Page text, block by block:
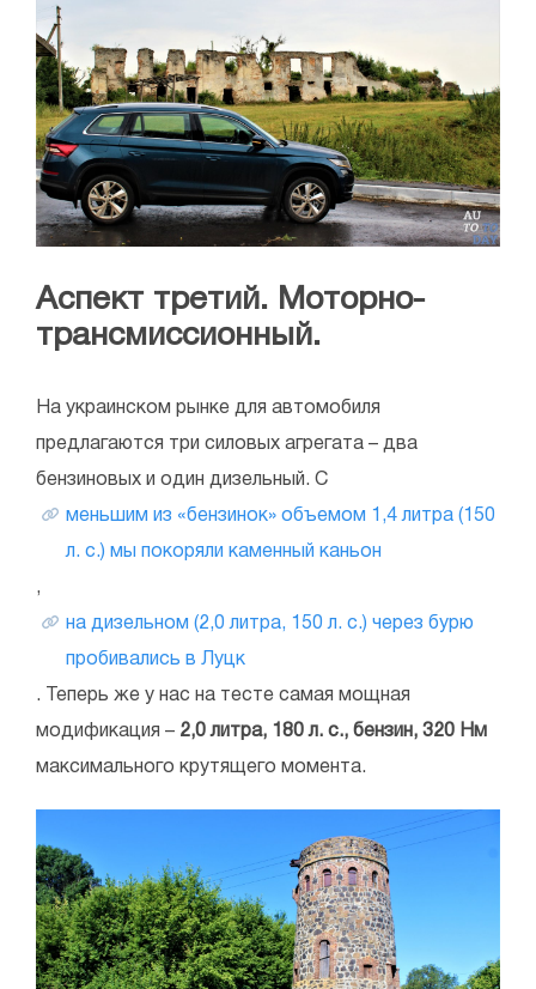
Аспект третий. Моторно-
трансмиссионный.
На украинском рынке для автомобиля
предлагаются три силовых агрегата – два
бензиновых и один дизельный. С
меньшим из «бензинок» объемом 1,4 литра (150
л. с.) мы покоряли каменный каньон
,
на дизельном (2,0 литра, 150 л. с.) через бурю
пробивались в Луцк
. Теперь же у нас на тесте самая мощная
модификация – 2,0 литра, 180 л. с., бензин, 320 Нм
максимального крутящего момента.